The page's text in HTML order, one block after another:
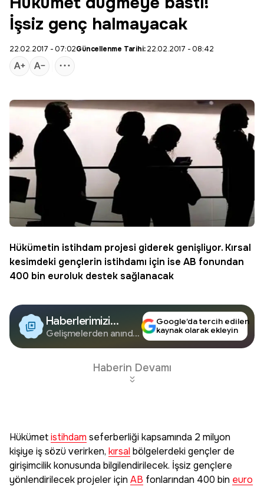
İşsiz genç halmayacak
22.02.2017 - 07:02Güncellenme Tarihi:22.02.2017 - 08:42
Hükümetin istihdam projesi giderek genişliyor. Kırsal
kesimdeki gençlerin istihdamı için ise AB fonundan
400 bin euroluk destek sağlanacak
Haberlerimizi
Google'da Takip
Edin
Gelişmelerden anında
Google’da tercih edilen
kaynak olarak ekleyin
Haberin Devamı
Hükümetistihdam seferberliği kapsamında 2 milyon
kişiye iş sözü verirken, kırsalbölgelerdeki gençler de
girişimcilik konusunda bilgilendirilecek. İşsiz gençlere
yönlendirilecek projeler için AB fonlarından 400 bin euro